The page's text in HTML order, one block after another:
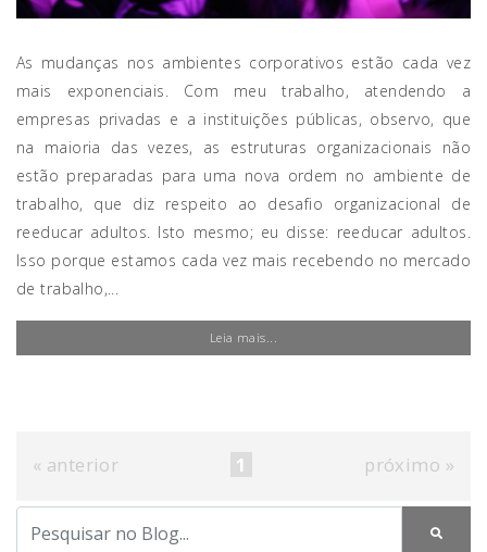
As mudanças nos ambientes corporativos estão cada vez
mais exponenciais. Com meu trabalho, atendendo a
empresas privadas e a instituições públicas, observo, que
na maioria das vezes, as estruturas organizacionais não
estão preparadas para uma nova ordem no ambiente de
trabalho, que diz respeito ao desafio organizacional de
reeducar adultos. Isto mesmo; eu disse: reeducar adultos.
Isso porque estamos cada vez mais recebendo no mercado
de trabalho,...
Leia mais...
« anterior próximo »
1